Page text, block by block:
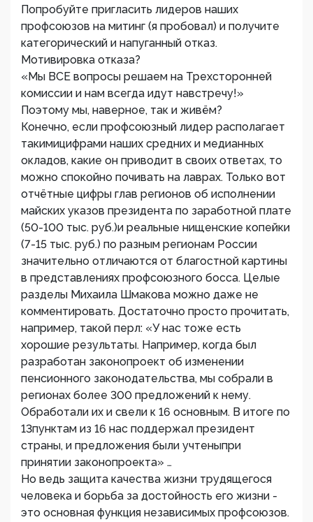
Попробуйте пригласить лидеров наших
профсоюзов на митинг (я пробовал) и получите
категорический и напуганный отказ.
Мотивировка отказа?
«Мы ВСЕ вопросы решаем на Трехсторонней
комиссии и нам всегда идут навстречу!»
Поэтому мы, наверное, так и живём?
Конечно, если профсоюзный лидер располагает
такимицифрами наших средних и медианных
окладов, какие он приводит в своих ответах, то
можно спокойно почивать на лаврах. Только вот
отчётные цифры глав регионов об исполнении
майских указов президента по заработной плате
(50-100 тыс. руб.)и реальные нищенские копейки
(7-15 тыс. руб.) по разным регионам России
значительно отличаются от благостной картины
в представлениях профсоюзного босса. Целые
разделы Михаила Шмакова можно даже не
комментировать. Достаточно просто прочитать,
например, такой перл: «У нас тоже есть
хорошие результаты. Например, когда был
разработан законопроект об изменении
пенсионного законодательства, мы собрали в
регионах более 300 предложений к нему.
Обработали их и свели к 16 основным. В итоге по
13пунктам из 16 нас поддержал президент
страны, и предложения были учтеныпри
принятии законопроекта» …
Но ведь защита качества жизни трудящегося
человека и борьба за достойность его жизни -
это основная функция независимых профсоюзов.